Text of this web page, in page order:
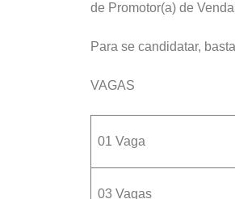
de Promotor(a) de
Para se candidatar,
VAGAS
01 Vaga
03 Vagas